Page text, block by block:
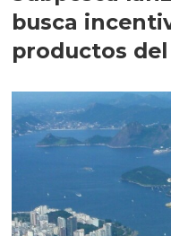
busca
productos